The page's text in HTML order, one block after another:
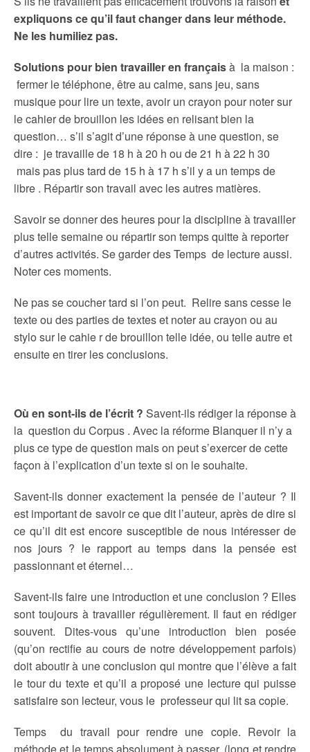
expliquons ce qu’il faut changer dans leur méthode.
Ne les humiliez pas.
Solutions pour bien travailler en françaisà la maison :
fermer le téléphone, être au calme, sans jeu, sans
musique pour lire un texte, avoir un crayon pour noter sur
le cahier de brouillon les idées en relisant bien la
question… s’il s’agit d’une réponse à une question, se
dire : je travaille de 18 h à 20 h ou de 21 h à 22 h 30
mais pas plus tard de 15 h à 17 h s’il y a un temps de
libre . Répartir son travail avec les autres matières.
Savoir se donner des heures pour la discipline à travailler
plus telle semaine ou répartir son temps quitte à reporter
d’autres activités. Se garder des Temps de lecture aussi.
Noter ces moments.
Ne pas se coucher tard si l’on peut. Relire sans cesse le
texte ou des parties de textes et noter au crayon ou au
stylo sur le cahie r de brouillon telle idée, ou telle autre et
ensuite en tirer les conclusions.
Où en sont-ils de l’écrit ? Savent-ils rédiger la réponse à
la question du Corpus . Avec la réforme Blanquer il n’y a
plus ce type de question mais on peut s’exercer de cette
façon à l’explication d’un texte si on le souhaite.
Savent-ils donner exactement la pensée de l’auteur ? Il
est important de savoir ce que dit l’auteur, après de dire si
ce qu’il dit est encore susceptible de nous intéresser de
nos jours ? le rapport au temps dans la pensée est
passionnant et éternel…
Savent-ils faire une introduction et une conclusion ? Elles
sont toujours à travailler régulièrement. Il faut en rédiger
souvent. Dites-vous qu’une introduction bien posée
(qu’on rectifie au cours de notre développement parfois)
doit aboutir à une conclusion qui montre que l’élève a fait
le tour du texte et qu’il a proposé une lecture qui puisse
satisfaire son lecteur, vous le professeur qui lit sa copie.
Temps du travail pour rendre une copie. Revoir la